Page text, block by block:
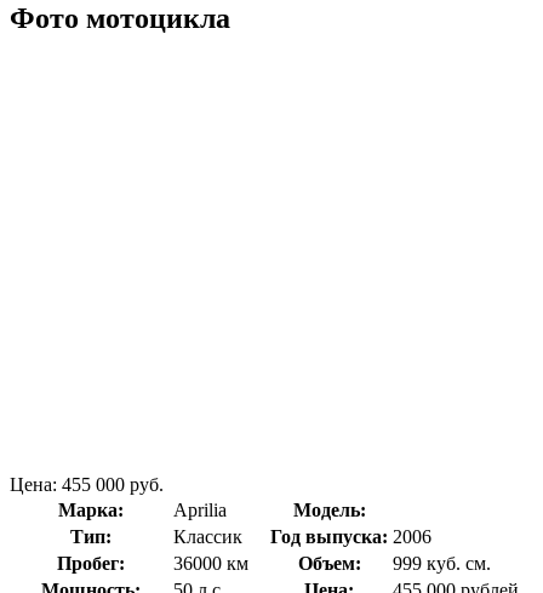
Фото мотоцикла
Цена: 455 000 руб.
Марка:
Aprilia
Модель:
Тип:
Классик Год выпуска: 2006
Пробег:
36000 км Объем:
999 куб. см.